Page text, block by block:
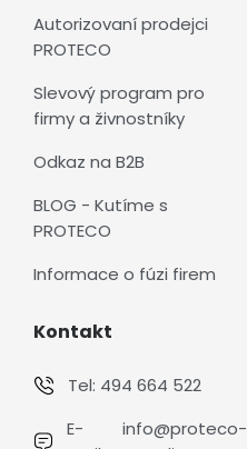
Autorizovaní prodejci
PROTECO
Slevový program pro
firmy a živnostníky
Odkaz na B2B
BLOG - Kutíme s
PROTECO
Informace o fúzi firem
Kontakt
Tel: 494 664 522
E-
info@proteco-